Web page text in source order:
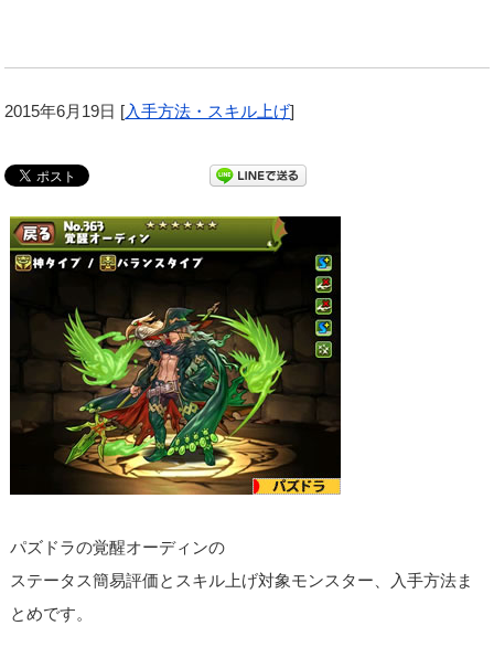
2015年6月19日 [入手方法・スキル上げ]
パズドラの覚醒オーディンの
ステータス簡易評価とスキル上げ対象モンスター、入手方法ま
とめです。